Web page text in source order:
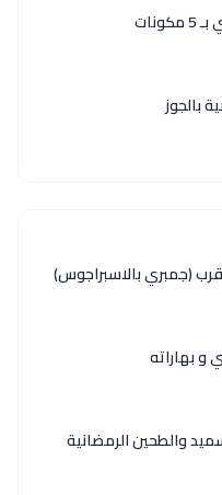
بالجوز
(جمبري بالاسبراجوس)
و بهاراته
والطحين الرمضانية